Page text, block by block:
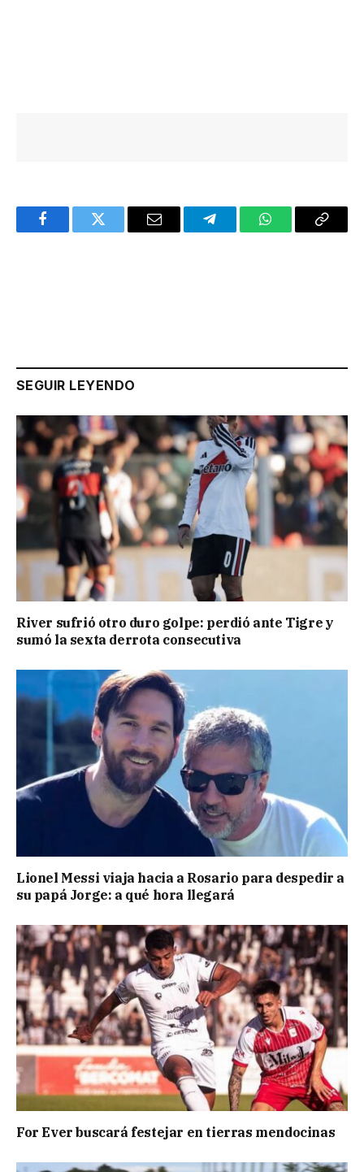
FacebookTwitter Email TelegramWhatsAppCopy
SEGUIR LEYENDO
River sufrió otro duro golpe: perdió ante Tigre y
sumó la sexta derrota consecutiva
Lionel Messi viaja hacia a Rosario para despedir a
su papá Jorge: a qué hora llegará
For Ever buscará festejar en tierras mendocinas